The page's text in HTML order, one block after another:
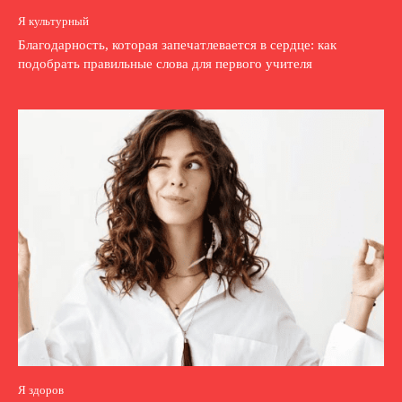
Я культурный
Благодарность, которая запечатлевается в сердце: как
подобрать правильные слова для первого учителя
Я здоров